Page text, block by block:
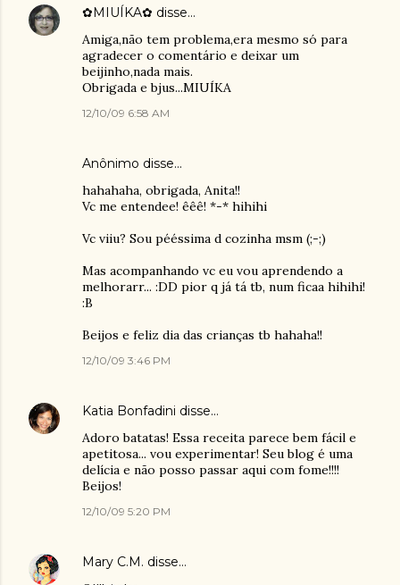
✿MIUÍKA✿ disse…
Amiga,não tem problema,era mesmo só para
agradecer o comentário e deixar um
beijinho,nada mais.
Obrigada e bjus...MIUÍKA
12/10/09 6:58 AM
Anônimo disse…
hahahaha, obrigada, Anita!!
Vc me entendee! êêê! *-* hihihi
Vc viiu? Sou pééssima d cozinha msm (;-;)
Mas acompanhando vc eu vou aprendendo a
melhorarr... :DD pior q já tá tb, num ficaa hihihi!
:B
Beijos e feliz dia das crianças tb hahaha!!
12/10/09 3:46 PM
Katia Bonfadini disse…
Adoro batatas! Essa receita parece bem fácil e
apetitosa... vou experimentar! Seu blog é uma
delícia e não posso passar aqui com fome!!!!
Beijos!
12/10/09 5:20 PM
Mary C.M. disse…